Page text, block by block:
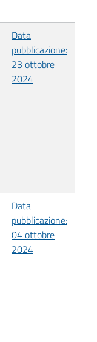
Data
pubblicazione:
23 ottobre
2024
Data
pubblicazione:
04 ottobre
2024